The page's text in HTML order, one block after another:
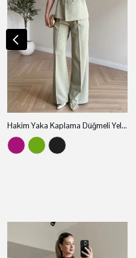
Hakim Yaka Kaplama Düğmeli Yelekli Takım